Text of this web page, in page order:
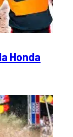
Honda